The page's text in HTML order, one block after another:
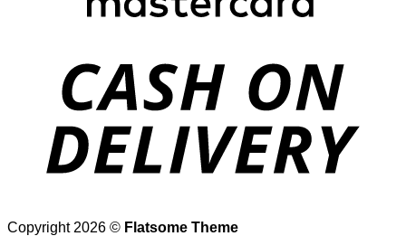
Copyright 2026 © Flatsome Theme